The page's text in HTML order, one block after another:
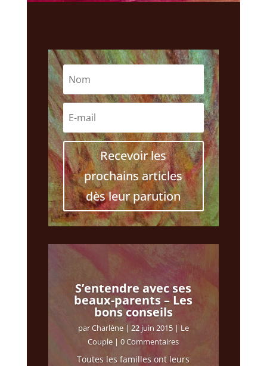
Recevoir les
prochains articles
dès leur parution
S’entendre avec ses
beaux-parents – Les
bons conseils
parCharlène|22 juin 2015| Le
Couple | 0 Commentaires
Toutes les familles ont leurs